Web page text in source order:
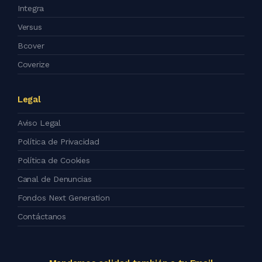
Integra
Versus
Bcover
Coverize
Legal
Aviso Legal
Política de Privacidad
Política de Cookies
Canal de Denuncias
Fondos Next Generation
Contáctanos